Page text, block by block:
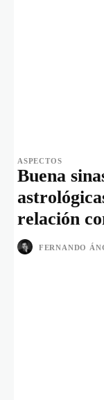
ASPECTOS
Buena
relación
FERNANDO